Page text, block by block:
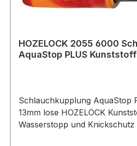
HOZELOCK 2055 6000
AquaStop PLUS
Schlauchkupplung AquaStop
13mm lose HOZELOCK
Wasserstopp und Knickschutz